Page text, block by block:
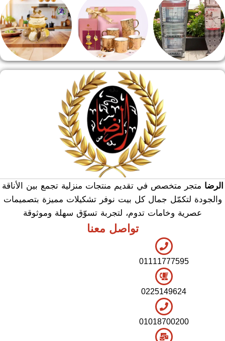
هدايا وسيلفر
01111777595
0225149624
01018700200
الرضا متجر متخصص في تقديم منتجات منزلية تجمع بين الأناقة
والجودة لتكمّل جمال كل بيت نوفر تشكيلات مميزة بتصميمات
عصرية وخامات تدوم، لتجربة تسوّق سهلة وموثوقة
تواصل معنا